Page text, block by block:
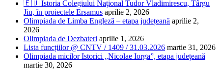
🇪🇺 Istoria Colegiului Național Tudor Vladimirescu, Târgu
Jiu, în proiectele Ersamus aprilie 2, 2026
Olimpiada de Limba Engleză – etapa județeană aprilie 2,
2026
Olimpiada de Dezbateri aprilie 1, 2026
Lista funcțiilor @ CNTV / 1409 / 31.03.2026 martie 31, 2026
Olimpiada micilor Istorici „Nicolae Iorga”, etapa județeană
martie 30, 2026